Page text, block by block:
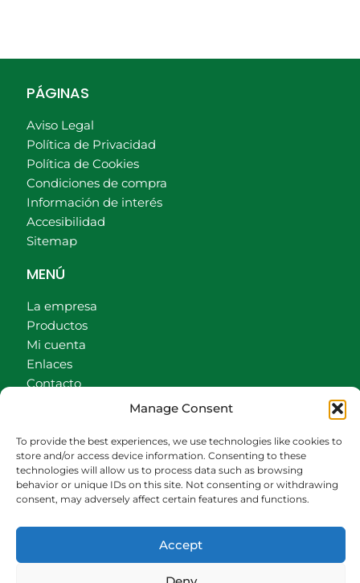
Manage Consent
To provide the best experiences, we use technologies like cookies to
store and/or access device information. Consenting to these
technologies will allow us to process data such as browsing
behavior or unique IDs on this site. Not consenting or withdrawing
consent, may adversely affect certain features and functions.
Accept
PÁGINAS
Aviso Legal
Política de Privacidad
Política de Cookies
Condiciones de compra
Información de interés
Accesibilidad
Sitemap
MENÚ
La empresa
Productos
Mi cuenta
Enlaces
Contacto
CONTACTO
942540013
696426646
609472979
comercial@bediaycabarga.com
Fdez. Hontoria 20. Astillero. 39610 Cantabria